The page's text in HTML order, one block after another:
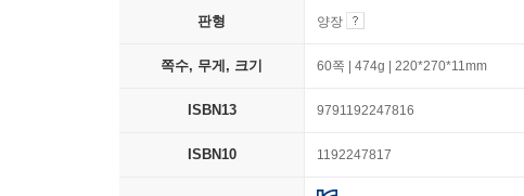
판형 양장
쪽수, 무게, 크기 60쪽 | 474g | 220*270*11mm
ISBN13 9791192247816
ISBN10 1192247817